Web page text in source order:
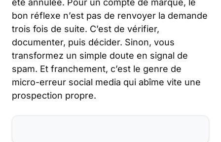
bon réflexe n’est pas de renvoyer la demande
trois fois de suite. C’est de vérifier,
documenter, puis décider. Sinon, vous
transformez un simple doute en signal de
spam. Et franchement, c’est le genre de
micro-erreur social media qui abîme vite une
prospection propre.